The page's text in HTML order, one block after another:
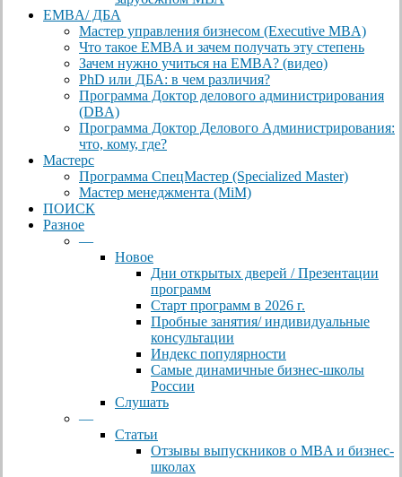
EMBA/ ДБA
Мастер управления бизнесом (Executive MBA)
Что такое EMBA и зачем получать эту степень
Зачем нужно учиться на EMBA? (видео)
PhD или ДБА: в чем различия?
Программа Доктор делового администрирования
(DBА)
Программа Доктор Делового Администрирования:
что, кому, где?
Мастерс
Программа СпецМастер (Specialized Master)
Мастер менеджмента (MiM)
ПОИСК
Разное
—
Новое
Дни открытых дверей / Презентации
программ
Старт программ в 2026 г.
Пробные занятия/ индивидуальные
консультации
Индекс популярности
Самые динамичные бизнес-школы
России
Слушать
—
Статьи
Отзывы выпускников о MBA и бизнес-
школах